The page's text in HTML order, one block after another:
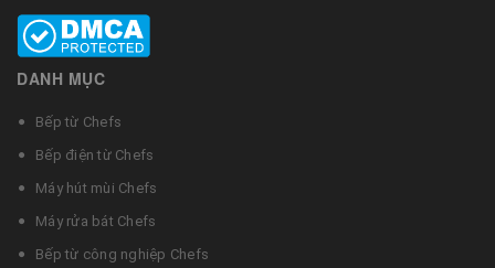
DANH MỤC
Bếp từ Chefs
Bếp điện từ Chefs
Máy hút mùi Chefs
Máy rửa bát Chefs
Bếp từ công nghiệp Chefs